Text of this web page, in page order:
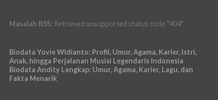
Masalah RSS: Retrieved unsupported status code "404"
Biodata Yovie Widianto: Profil, Umur, Agama, Karier, Istri,
Anak, hingga Perjalanan Musisi Legendaris Indonesia
Biodata Andity Lengkap: Umur, Agama, Karier, Lagu, dan
Fakta Menarik